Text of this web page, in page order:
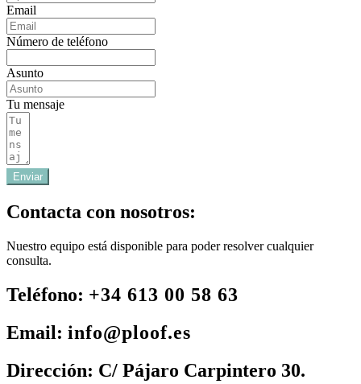
Email
Número de teléfono
Asunto
Tu mensaje
Enviar
Contacta con nosotros:
Nuestro equipo está disponible para poder resolver cualquier
consulta.
Teléfono: +34 613 00 58 63
Email: info@ploof.es
Dirección: C/ Pájaro Carpintero 30.